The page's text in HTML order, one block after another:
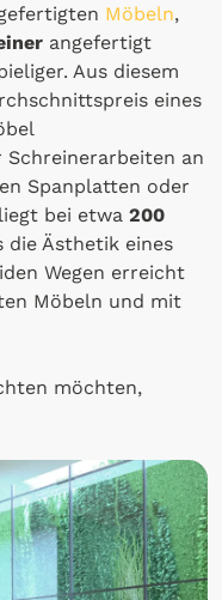
Möbeln,
angefertigt
Aus diesem
eines
an
Spanplatten oder
bei etwa 200
die Ästhetik eines
Wegen erreicht
Möbeln und mit
möchten,